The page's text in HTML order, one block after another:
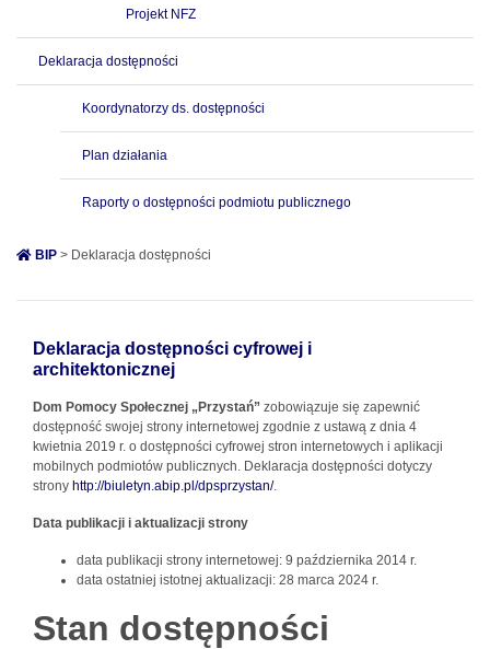
Projekt NFZ
Deklaracja dostępności
Koordynatorzy ds. dostępności
Plan działania
Raporty o dostępności podmiotu publicznego
BIP > Deklaracja dostępności
Deklaracja dostępności cyfrowej i
architektonicznej
Dom Pomocy Społecznej „Przystań” zobowiązuje się zapewnić
dostępność swojej strony internetowej zgodnie z ustawą z dnia 4
kwietnia 2019 r. o dostępności cyfrowej stron internetowych i aplikacji
mobilnych podmiotów publicznych. Deklaracja dostępności dotyczy
strony http://biuletyn.abip.pl/dpsprzystan/.
Data publikacji i aktualizacji strony
data publikacji strony internetowej: 9 października 2014 r.
data ostatniej istotnej aktualizacji: 28 marca 2024 r.
Stan dostępności